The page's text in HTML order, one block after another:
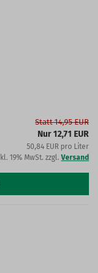
Statt 14,95 EUR
Nur 12,71 EUR
50,84 EUR pro Liter
19% MwSt. zzgl. Versand